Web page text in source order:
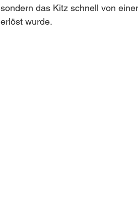
sondern das Kitz schnell von
erlöst wurde.